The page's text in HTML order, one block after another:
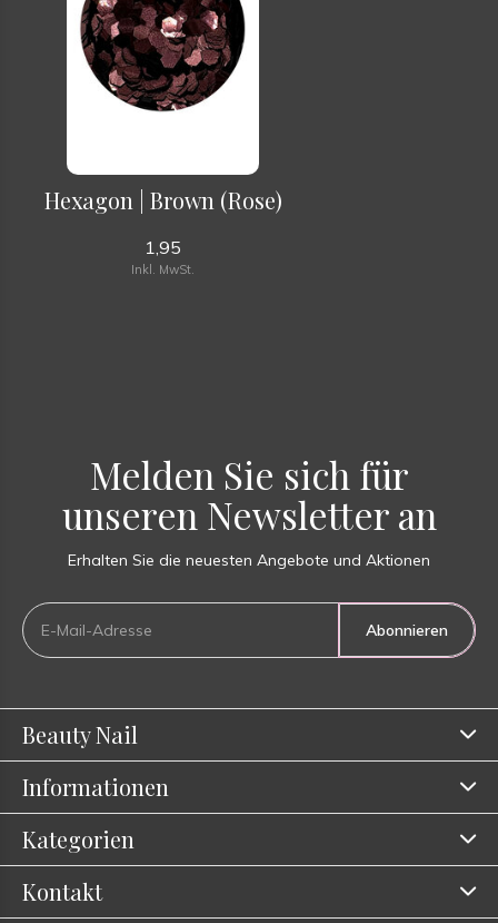
Hexagon | Brown (Rose)
1,95
Inkl. MwSt.
Melden Sie sich für
unseren Newsletter an
Erhalten Sie die neuesten Angebote und Aktionen
Abonnieren
Beauty Nail
Informationen
Kategorien
Kontakt